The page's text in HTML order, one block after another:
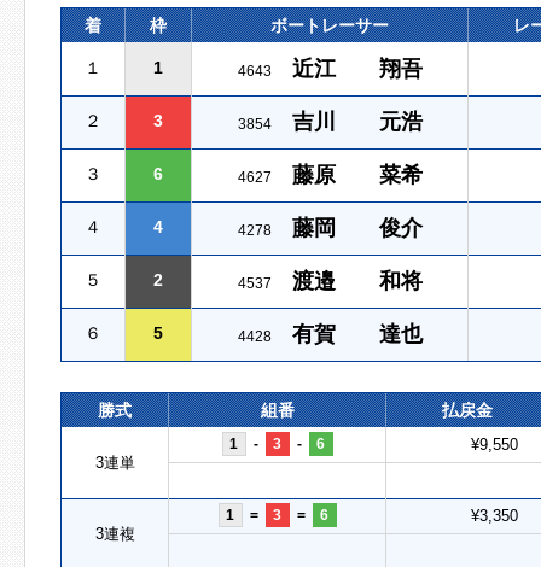
着 枠 ボートレーサー レ
１ 1 4643 近江 翔吾
２ 3 3854 吉川 元浩
３ 6 4627 藤原 菜希
４ 4 4278 藤岡 俊介
５ 2 4537 渡邉 和将
６ 5 4428 有賀 達也
勝式 組番 払戻金
3連単
1 - 3 - 6 ¥9,550
3連複
1 = 3 = 6 ¥3,350